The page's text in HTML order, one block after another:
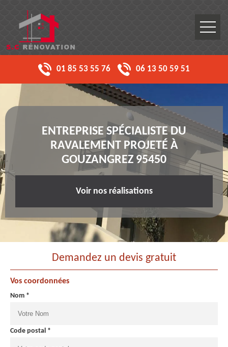
01 85 53 55 76 06 13 50 59 51
ENTREPRISE SPÉCIALISTE DU
RAVALEMENT PROJETÉ À
GOUZANGREZ 95450
Voir nos réalisations
Demandez un devis gratuit
Vos coordonnées
Nom *
Code postal *